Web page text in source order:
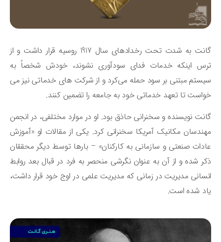
گانت به شدت تحت رخدادهای سال 1917 روسیه قرار داشت و از
اینکه خدمات فدای سودآوری نشوند، خودش شخصاً به
مبتنی بر سود حمله می‌کرد و از شرکت‌ های خدماتی نیز می‌
تا تعهد خدماتی خود به جامعه را تضمین کنند.
نویسنده و سخنرانی حاذق بود. او در موارد مختلفی، در انجمن
مکانیک آمریکا سخنرانی کرد. یکی از مقالات او «آموزش
صنعتی و سازمانی به کارکنان» – بارها توسط دیگر محققان
شده و از آن به عنوان نگرشی منحصر به فرد در قبال بعد روابط
مدیریت در زمانی که مدیریت علمی در اوج خود قرار داشت،
شده است.